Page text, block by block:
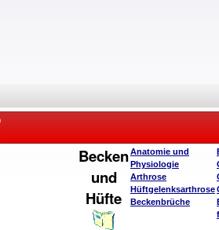
Becken
und
Hüfte
Anatomie und
Physiologie
Arthrose
Hüftgelenksarthrose
Beckenbrüche